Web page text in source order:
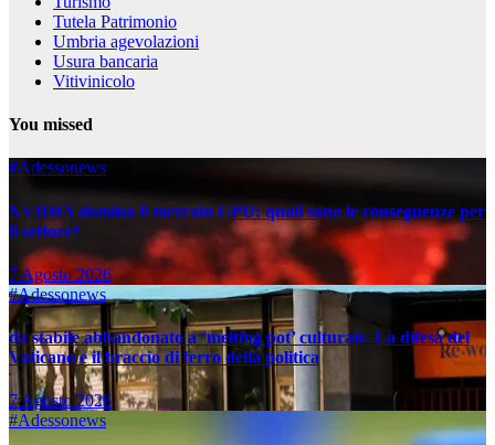
Tutela Patrimonio
Umbria agevolazioni
Usura bancaria
Vitivinicolo
You missed
#Adessonews
NVIDIA domina il mercato GPU: quali sono le conseguenze per
il settore?
7 Agosto 2026
#Adessonews
da stabile abbandonato a ‘melting pot’ culturale. La difesa del
Vaticano e il braccio di ferro della politica
7 Agosto 2026
#Adessonews